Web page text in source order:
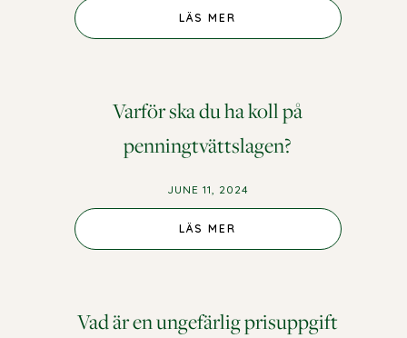
LÄS MER
Varför ska du ha koll på
penningtvättslagen?
JUNE 11, 2024
LÄS MER
Vad är en ungefärlig prisuppgift